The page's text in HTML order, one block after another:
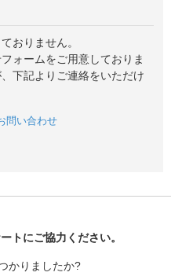
おりません。
ォームをご用意しておりま
下記よりご連絡をいただけ
問い合わせ
トにご協力ください。
かりましたか?